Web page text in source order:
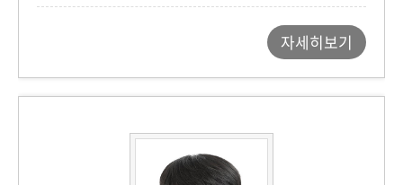
자세히보기